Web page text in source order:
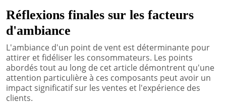
Réflexions finales sur les facteurs
d'ambiance
L'ambiance d'un point de vent est déterminante pour
attirer et fidéliser les consommateurs. Les points
abordés tout au long de cet article démontrent qu'une
attention particulière à ces composants peut avoir un
impact significatif sur les ventes et l'expérience des
clients.